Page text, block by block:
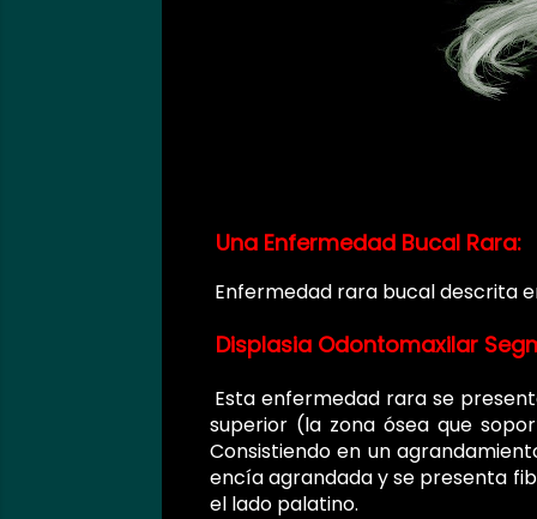
Una Enfermedad Bucal Rara:
Enfermedad rara bucal descrita
Displasia Odontomaxilar
Esta enfermedad rara se
superior (la zona ósea que
Consistiendo en un
encía agrandada y se presenta
el lado palatino.